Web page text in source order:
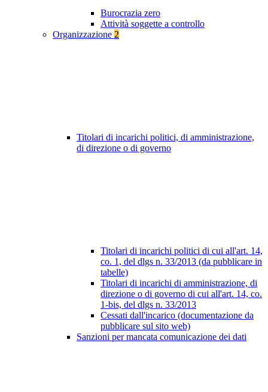
Burocrazia zero
Attività soggette a controllo
Organizzazione 2
Titolari di incarichi politici, di amministrazione,
di direzione o di governo
Titolari di incarichi politici di cui all'art. 14,
co. 1, del dlgs n. 33/2013 (da pubblicare in
tabelle)
Titolari di incarichi di amministrazione, di
direzione o di governo di cui all'art. 14, co.
1-bis, del dlgs n. 33/2013
Cessati dall'incarico (documentazione da
pubblicare sul sito web)
Sanzioni per mancata comunicazione dei dati